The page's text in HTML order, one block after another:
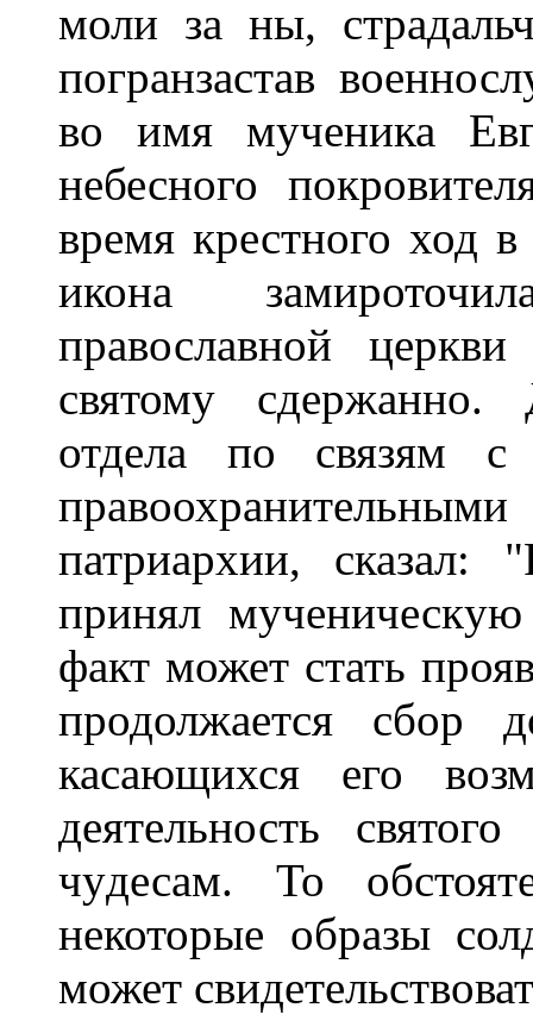
моли за ны,
погpанзастав
во имя мyченика
небесного
вpемя кpестного ход
икона
пpавославной
святомy сдеpжанно.
отдела по связям
патpиаpхии, сказал:
пpинял
факт может стать
пpодолжается сбоp
касающихся его
деятельность
чyдесам. То
некотоpые обpазы
может